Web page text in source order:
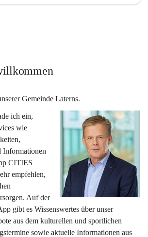
Gemeinde Laterns.
ich ein,
wie
Informationen
CITIES
empfehlen,
Auf der
gibt es Wissenswertes über unser
aus dem kulturellen und sportlichen
sowie aktuelle Informationen aus